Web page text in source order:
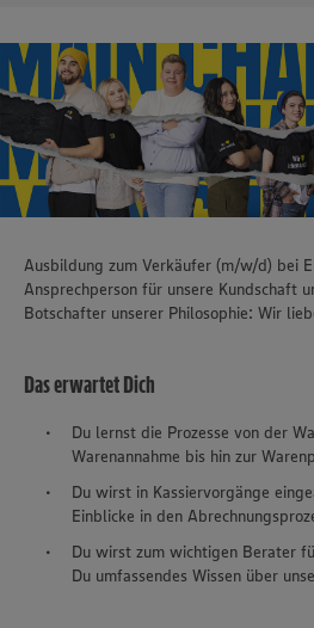
Ausbildung zum Verkäufer (m/w/d) bei
Ansprechperson für unsere Kundschaft
Botschafter unserer Philosophie: Wir
Das erwartet Dich
Du lernst die Prozesse von der
Warenannahme bis hin zur
Du wirst in Kassiervorgänge
Einblicke in den
Du wirst zum wichtigen Berater
Du umfassendes Wissen über